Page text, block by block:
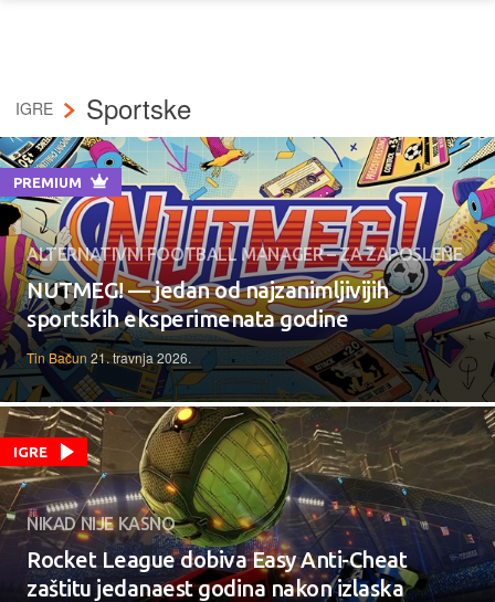
IGRE Sportske
PREMIUM
ALTERNATIVNI FOOTBALL MANAGER – ZA ZAPOSLENE
NUTMEG! — jedan od najzanimljivijih
sportskih eksperimenata godine
Tin Bačun 21. travnja 2026.
IGRE
NIKAD NIJE KASNO
Rocket League dobiva Easy Anti-Cheat
zaštitu jedanaest godina nakon izlaska